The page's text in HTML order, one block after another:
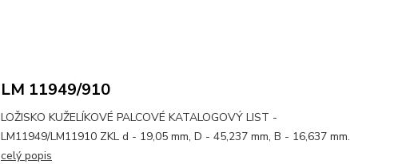
LM 11949/910
LOŽISKO KUŽELÍKOVÉ PALCOVÉ KATALOGOVÝ LIST -
LM11949/LM11910 ZKL d - 19,05 mm, D - 45,237 mm, B - 16,637 mm.
celý popis